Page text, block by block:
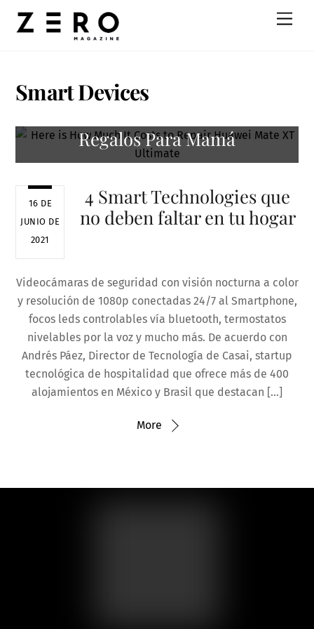
Smart Devices
Regalos Para Mamá
16 DE
JUNIO DE
2021
4 Smart Technologies que
no deben faltar en tu hogar
Videocámaras de seguridad con visión nocturna a color
y resolución de 1080p conectadas 24/7 al Smartphone,
focos leds controlables vía bluetooth, termostatos
nivelables por la voz y mucho más. De acuerdo con
Andrés Páez, Director de Tecnología de Casai, startup
tecnológica de hospitalidad que ofrece más de 400
alojamientos en México y Brasil que destacan […]
More